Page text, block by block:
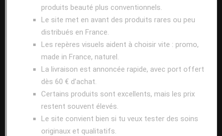
produits beauté plus conventionnels.
Le site met en avant des produits rares ou peu
distribués en France.
Les repères visuels aident à choisir vite : promo,
made in France, naturel.
La livraison est annoncée rapide, avec port offert
dès 60 € d’achat.
Certains produits sont excellents, mais les prix
restent souvent élevés.
Le site convient bien si tu veux tester des soins
originaux et qualitatifs.